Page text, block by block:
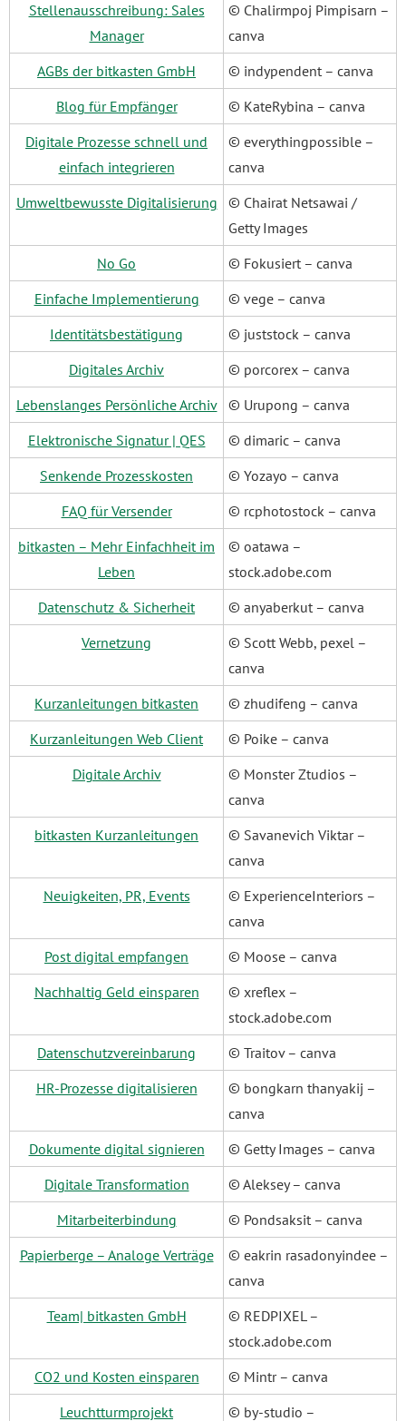
Stellenausschreibung: Sales
Manager
© Chalirmpoj Pimpisarn –
canva
AGBs der bitkasten GmbH
© indypendent – canva
Blog für Empfänger
© KateRybina – canva
Digitale Prozesse schnell und
einfach integrieren
© everythingpossible –
canva
Umweltbewusste Digitalisierung
© Chairat Netsawai /
Getty Images
No Go
© Fokusiert – canva
Einfache Implementierung
© vege – canva
Identitätsbestätigung
© juststock – canva
Digitales Archiv
© porcorex – canva
Lebenslanges Persönliche Archiv
© Urupong – canva
Elektronische Signatur | QES
© dimaric – canva
Senkende Prozesskosten
© Yozayo – canva
FAQ für Versender
© rcphotostock – canva
bitkasten – Mehr Einfachheit im
Leben
© oatawa –
stock.adobe.com
Datenschutz & Sicherheit
© anyaberkut – canva
Vernetzung
© Scott Webb, pexel –
canva
Kurzanleitungen bitkasten
© zhudifeng – canva
Kurzanleitungen Web Client
© Poike – canva
Digitale Archiv
© Monster Ztudios –
canva
bitkasten Kurzanleitungen
© Savanevich Viktar –
canva
Neuigkeiten, PR, Events
© ExperienceInteriors –
canva
Post digital empfangen
© Moose – canva
Nachhaltig Geld einsparen
© xreflex –
stock.adobe.com
Datenschutzvereinbarung
© Traitov – canva
HR-Prozesse digitalisieren
© bongkarn thanyakij –
canva
Dokumente digital signieren
© Getty Images – canva
Digitale Transformation
© Aleksey – canva
Mitarbeiterbindung
© Pondsaksit – canva
Papierberge – Analoge Verträge
© eakrin rasadonyindee –
canva
Team| bitkasten GmbH
© REDPIXEL –
stock.adobe.com
CO2 und Kosten einsparen
© Mintr – canva
Leuchtturmprojekt
© by-studio –